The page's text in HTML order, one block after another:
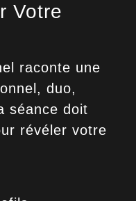
Votre
raconte une
duo,
séance doit
révéler votre